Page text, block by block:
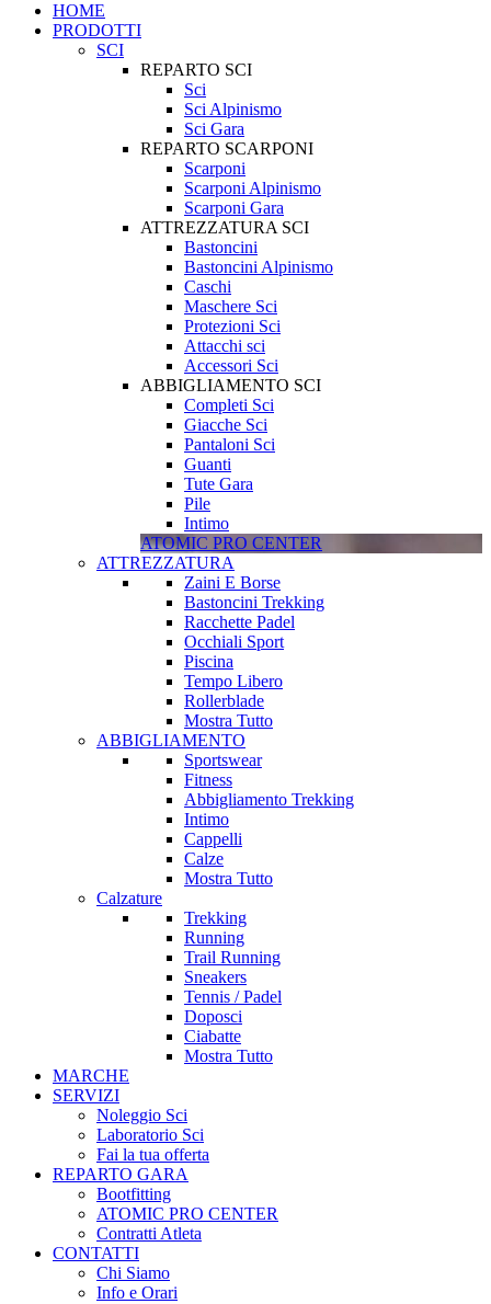
HOME
PRODOTTI
SCI
REPARTO SCI
Sci
Sci Alpinismo
Sci Gara
REPARTO SCARPONI
Scarponi
Scarponi Alpinismo
Scarponi Gara
ATTREZZATURA SCI
Bastoncini
Bastoncini Alpinismo
Caschi
Maschere Sci
Protezioni Sci
Attacchi sci
Accessori Sci
ABBIGLIAMENTO SCI
Completi Sci
Giacche Sci
Pantaloni Sci
Guanti
Tute Gara
Pile
Intimo
ATOMIC PRO CENTER
ATTREZZATURA
Zaini E Borse
Bastoncini Trekking
Racchette Padel
Occhiali Sport
Piscina
Tempo Libero
Rollerblade
Mostra Tutto
ABBIGLIAMENTO
Sportswear
Fitness
Abbigliamento Trekking
Intimo
Cappelli
Calze
Mostra Tutto
Calzature
Trekking
Running
Trail Running
Sneakers
Tennis / Padel
Doposci
Ciabatte
Mostra Tutto
MARCHE
SERVIZI
Noleggio Sci
Laboratorio Sci
Fai la tua offerta
REPARTO GARA
Bootfitting
ATOMIC PRO CENTER
Contratti Atleta
CONTATTI
Chi Siamo
Info e Orari